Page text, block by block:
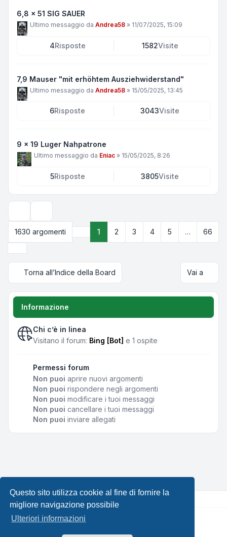
Questo sito utilizza cookie al fine di fornire la
migliore navigazione possibile
Ulteriori informazioni
6,8 x 51 SIG SAUER
Ultimo messaggio da Andrea58 » 11/07/2025, 15:09
4Risposte 1582Visite
7,9 Mauser "mit erhöhtem Ausziehwiderstand"
Ultimo messaggio da Andrea58 » 15/05/2025, 13:45
6Risposte 3043Visite
9 x 19 Luger Nahpatrone
Ultimo messaggio da Eniac » 15/05/2025, 8:26
5Risposte 3805Visite
1630 argomenti
Pagina di66
1 2 3 4 5 …
66
Torna all’Indice della Board Vai a
Informazione
Chi c’è in linea
Visitano il forum: Bing [Bot] e 1 ospite
Permessi forum
Non puoi aprire nuovi argomenti
Non puoi rispondere negli argomenti
Non puoi modificare i tuoi messaggi
Non puoi cancellare i tuoi messaggi
Non puoi inviare allegati
Creato daphpBB® Forum Software © phpBB Limited •
Leenoz.com